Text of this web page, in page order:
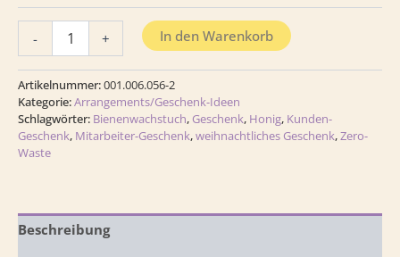
- + In den Warenkorb
Artikelnummer:001.006.056-2
Kategorie:Arrangements/Geschenk-Ideen
Schlagwörter: Bienenwachstuch, Geschenk, Honig, Kunden-
Geschenk, Mitarbeiter-Geschenk,weihnachtliches Geschenk,Zero-
Waste
Beschreibung